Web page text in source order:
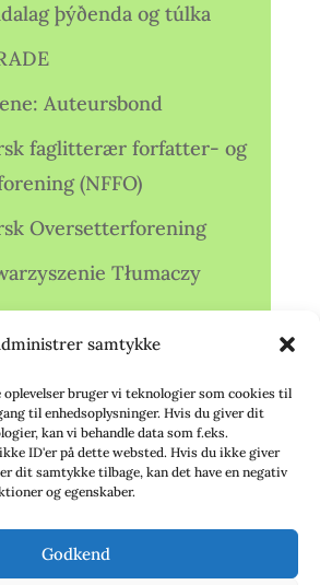
samtykke
oplevelser bruger vi teknologier som cookies til
til enhedsoplysninger. Hvis du giver dit
kan vi behandle data som f.eks.
ID'er på dette websted. Hvis du ikke giver
dit samtykke tilbage, kan det have en negativ
og egenskaber.
Godkend
þýðenda og túlka
Auteursbond
faglitterær forfatter- og
(NFFO)
Oversetterforening
Tłumaczy
Translators
(TA)
(Ö.)
(ÖC)
Übersetzer (VdÜ)